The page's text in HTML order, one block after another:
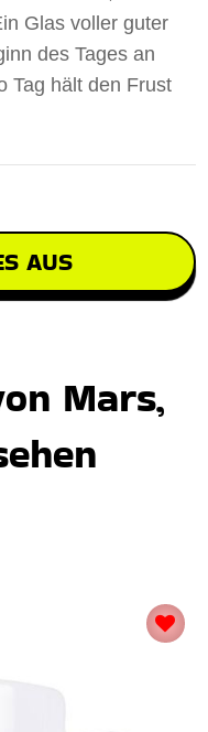
Glas voller guter
des Tages an
Tag hält den Frust
AUS
Mars,